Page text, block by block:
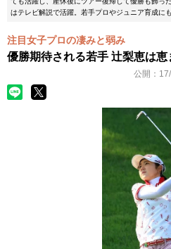
はテレビ解説で活躍。若手プロやジュニア育成に
注目女子プロの凄みと弱み
優勝期待される若手 辻梨恵は
公開：